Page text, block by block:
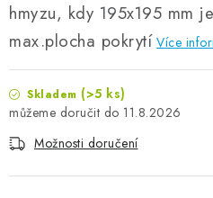
hmyzu, kdy 195x195 mm
max.plocha pokrytí Více
Skladem (>5 ks)
11.8.2026
Možnosti doručení